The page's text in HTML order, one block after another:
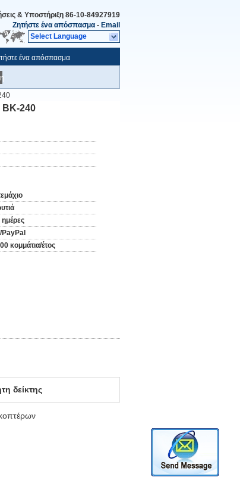
& Υποστήριξη 86-10-84927919
Ζητήστε ένα απόσπασμα - Email
Select Language
ένα απόσπασμα
BK-240
PayPal
κομμάτια/έτος
δείκτης